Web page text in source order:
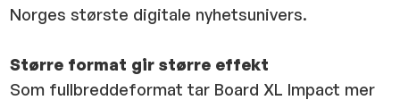
Norges største digitale nyhetsunivers.
Større format gir større effekt
Som fullbreddeformat tar Board XL Impact mer